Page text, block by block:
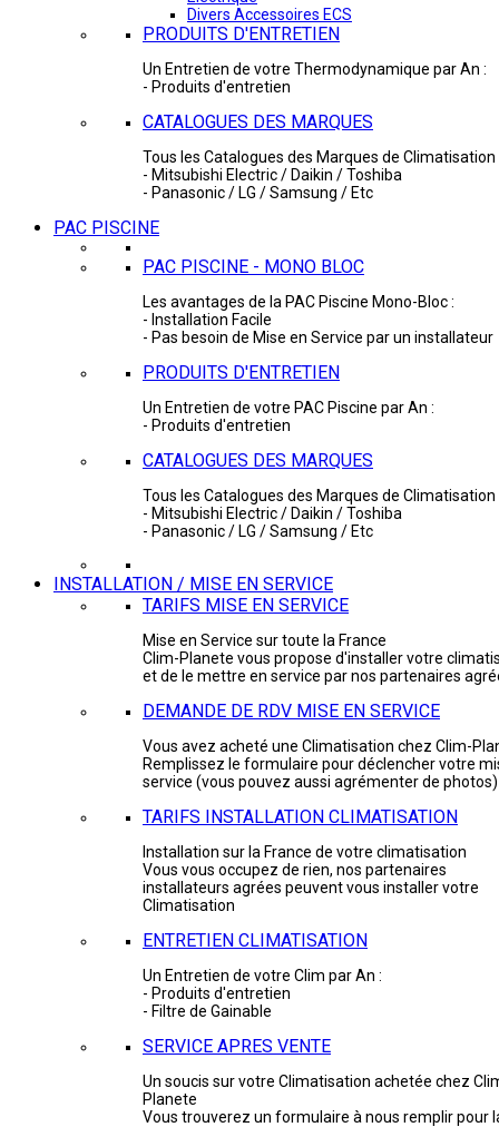
Divers Accessoires ECS
PRODUITS D'ENTRETIEN
Un Entretien de votre Thermodynamique par An :
- Produits d'entretien
CATALOGUES DES MARQUES
Tous les Catalogues des Marques de Climatisation
- Mitsubishi Electric / Daikin / Toshiba
- Panasonic / LG / Samsung / Etc
PAC PISCINE
PAC PISCINE - MONO BLOC
Les avantages de la PAC Piscine Mono-Bloc :
- Installation Facile
- Pas besoin de Mise en Service par un installateur
PRODUITS D'ENTRETIEN
Un Entretien de votre PAC Piscine par An :
- Produits d'entretien
CATALOGUES DES MARQUES
Tous les Catalogues des Marques de Climatisation
- Mitsubishi Electric / Daikin / Toshiba
- Panasonic / LG / Samsung / Etc
INSTALLATION / MISE EN SERVICE
TARIFS MISE EN SERVICE
Mise en Service sur toute la France
Clim-Planete vous propose d'installer votre
et de le mettre en service par nos partenaires
DEMANDE DE RDV MISE EN SERVICE
Vous avez acheté une Climatisation chez Clim-
Remplissez le formulaire pour déclencher votre
service (vous pouvez aussi agrémenter de photos)
TARIFS INSTALLATION CLIMATISATION
Installation sur la France de votre climatisation
Vous vous occupez de rien, nos partenaires
installateurs agrées peuvent vous installer votre
Climatisation
ENTRETIEN CLIMATISATION
Un Entretien de votre Clim par An :
- Produits d'entretien
- Filtre de Gainable
SERVICE APRES VENTE
Un soucis sur votre Climatisation achetée chez
Planete
Vous trouverez un formulaire à nous remplir pour